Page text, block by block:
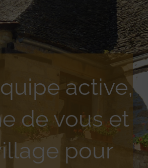
active,
de vous et
pour